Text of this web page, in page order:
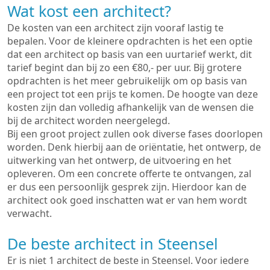
Wat kost een architect?
De kosten van een architect zijn vooraf lastig te
bepalen. Voor de kleinere opdrachten is het een optie
dat een architect op basis van een uurtarief werkt, dit
tarief begint dan bij zo een €80,- per uur. Bij grotere
opdrachten is het meer gebruikelijk om op basis van
een project tot een prijs te komen. De hoogte van deze
kosten zijn dan volledig afhankelijk van de wensen die
bij de architect worden neergelegd.
Bij een groot project zullen ook diverse fases doorlopen
worden. Denk hierbij aan de oriëntatie, het ontwerp, de
uitwerking van het ontwerp, de uitvoering en het
opleveren. Om een concrete offerte te ontvangen, zal
er dus een persoonlijk gesprek zijn. Hierdoor kan de
architect ook goed inschatten wat er van hem wordt
verwacht.
De beste architect in Steensel
Er is niet 1 architect de beste in Steensel. Voor iedere